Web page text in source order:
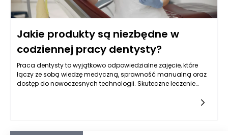
Jakie produkty są niezbędne w
codziennej pracy dentysty?
Praca dentysty to wyjątkowo odpowiedzialne zajęcie, które
łączy ze sobą wiedzę medyczną, sprawność manualną oraz
dostęp do nowoczesnych technologii. Skuteczne leczenie
każdy wymaga innego podejścia i dostosowania narzędzi